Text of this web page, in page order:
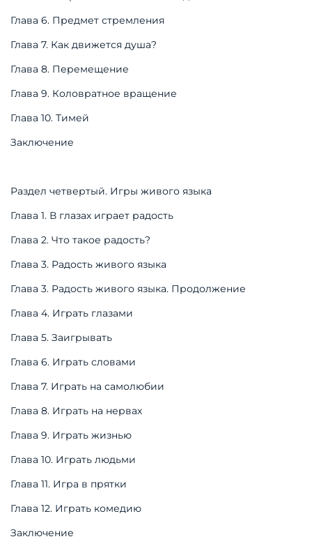
Глава 6. Предмет стремления
Глава 7. Как движется душа?
Глава 8. Перемещение
Глава 9. Коловратное вращение
Глава 10. Тимей
Заключение
Раздел четвертый. Игры живого языка
Глава 1. В глазах играет радость
Глава 2. Что такое радость?
Глава 3. Радость живого языка
Глава 3. Радость живого языка. Продолжение
Глава 4. Играть глазами
Глава 5. Заигрывать
Глава 6. Играть словами
Глава 7. Играть на самолюбии
Глава 8. Играть на нервах
Глава 9. Играть жизнью
Глава 10. Играть людьми
Глава 11. Игра в прятки
Глава 12. Играть комедию
Заключение